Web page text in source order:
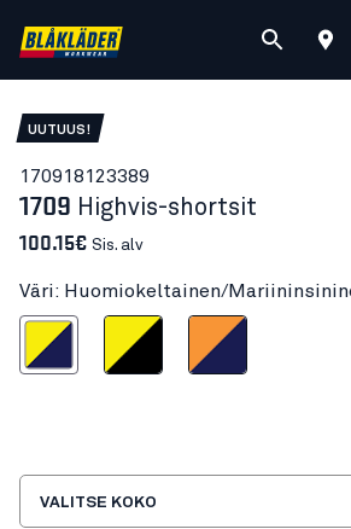
UUTUUS!
170918123389
1709 Highvis-shortsit
100.15€ Sis. alv
Väri: Huomiokeltainen/
Mariininsininen
Huomiokeltainen/Musta
Huomio-oranssi/Mariininsininen
VALITSE KOKO